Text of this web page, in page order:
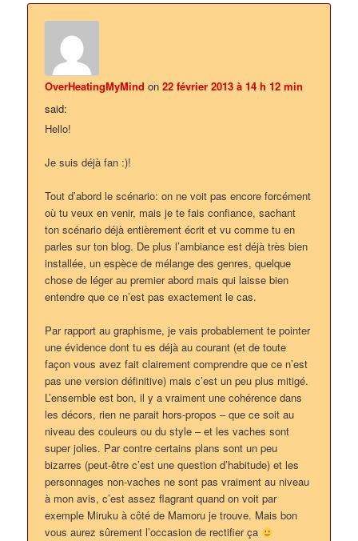
OverHeatingMyMind on22 février 2013 à 14 h 12 min
said:
Hello!
Je suis déjà fan :)!
Tout d’abord le scénario: on ne voit pas encore forcément
où tu veux en venir, mais je te fais confiance, sachant
ton scénario déjà entièrement écrit et vu comme tu en
parles sur ton blog. De plus l’ambiance est déjà très bien
installée, un espèce de mélange des genres, quelque
chose de léger au premier abord mais qui laisse bien
entendre que ce n’est pas exactement le cas.
Par rapport au graphisme, je vais probablement te pointer
une évidence dont tu es déjà au courant (et de toute
façon vous avez fait clairement comprendre que ce n’est
pas une version définitive) mais c’est un peu plus mitigé.
L’ensemble est bon, il y a vraiment une cohérence dans
les décors, rien ne parait hors-propos – que ce soit au
niveau des couleurs ou du style – et les vaches sont
super jolies. Par contre certains plans sont un peu
bizarres (peut-être c’est une question d’habitude) et les
personnages non-vaches ne sont pas vraiment au niveau
à mon avis, c’est assez flagrant quand on voit par
exemple Miruku à côté de Mamoru je trouve. Mais bon
vous aurez sûrement l’occasion de rectifier ça